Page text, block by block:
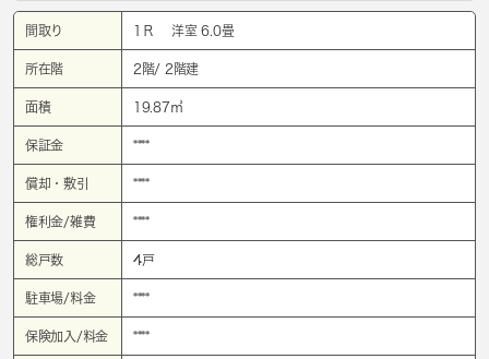
間取り 1Ｒ 洋室 6.0畳
所在階 2階/ 2階建
面積 19.87㎡
保証金 ****
償却・敷引 ****
権利金/雑費 ****
総戸数 4戸
駐車場/料金 ****
保険加入/料金 ****